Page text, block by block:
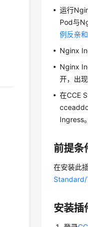
运行
Pod与
例反亲
Nginx
Nginx
开，出
在CCE
Ingress
前提条
在安装此
安装插